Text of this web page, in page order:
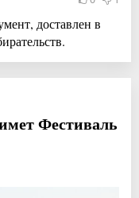
доставлен в
Фестиваль